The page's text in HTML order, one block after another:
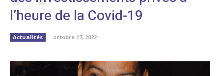
l’heure de la Covid-19
Actualités octobre 17, 2022